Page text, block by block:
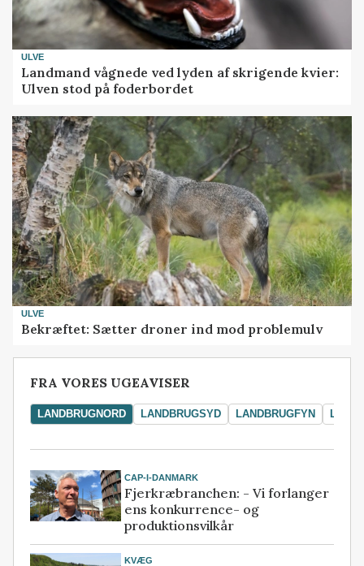
ULVE
Landmand vågnede ved lyden af skrigende kvier:
Ulven stod på foderbordet
ULVE
Bekræftet: Sætter droner ind mod problemulv
FRA VORES UGEAVISER
LANDBRUGNORD LANDBRUGSYD LANDBRUGFYN
CAP-I-DANMARK
Fjerkræbranchen: - Vi forlanger
ens konkurrence- og
produktionsvilkår
KVÆG